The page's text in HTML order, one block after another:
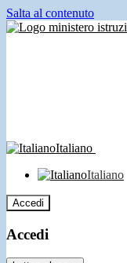
Salta al contenuto
Italiano
Italiano
Accedi
Accedi